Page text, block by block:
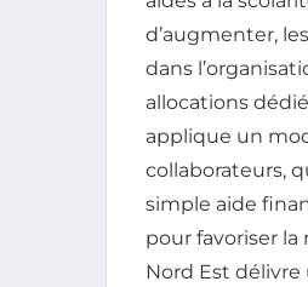
d’augmenter,
dans
allocations
applique un
collaborateurs,
simple aide
pour favoriser la
Nord Est